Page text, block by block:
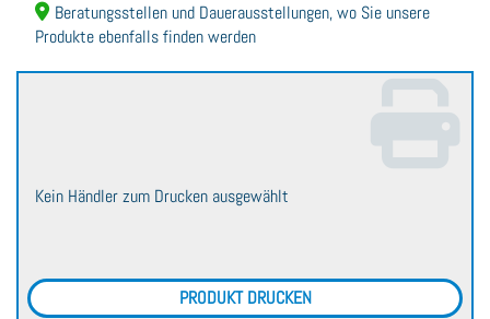
Beratungsstellen und Dauerausstellungen, wo Sie unsere
Produkte ebenfalls finden werden
Kein Händler zum Drucken ausgewählt
PRODUKT DRUCKEN